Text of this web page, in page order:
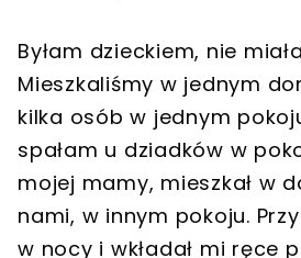
Byłam dzieckiem, nie
Mieszkaliśmy w jednym
kilka osób w jednym
spałam u dziadków w
mojej mamy, mieszkał w
nami, w innym pokoju.
w nocy i wkładał mi ręce